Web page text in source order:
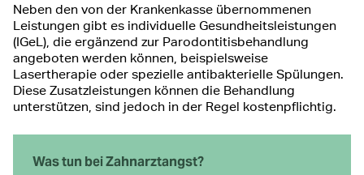
Neben den von der Krankenkasse übernommenen
Leistungen gibt es individuelle Gesundheitsleistungen
(IGeL), die ergänzend zur Parodontitisbehandlung
angeboten werden können, beispielsweise
Lasertherapie oder spezielle antibakterielle Spülungen.
Diese Zusatzleistungen können die Behandlung
unterstützen, sind jedoch in der Regel kostenpflichtig.
Was tun bei Zahnarztangst?